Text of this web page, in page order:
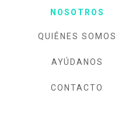
NOSOTROS
QUIÉNES SOMOS
AYÚDANOS
CONTACTO